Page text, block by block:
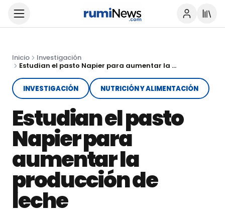
Inicio
Investigación
Estudian el pasto Napier para aumentar la producción de leche
INVESTIGACIÓN NUTRICIÓN Y ALIMENTACIÓN
Estudian el pasto
Napier para
aumentar la
producción de
leche